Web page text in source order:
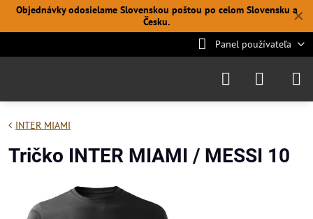
✕
Objednávky odosielame Slovenskou poštou po celom Slovensku a
Česku.
Panel používateľa
INTER MIAMI
Tričko INTER MIAMI / MESSI 10